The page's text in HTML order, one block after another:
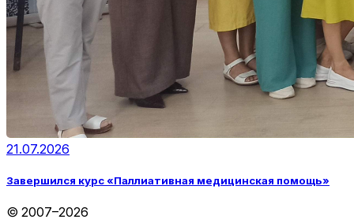
21.07.2026
Завершился курс «Паллиативная медицинская помощь»
© 2007–2026